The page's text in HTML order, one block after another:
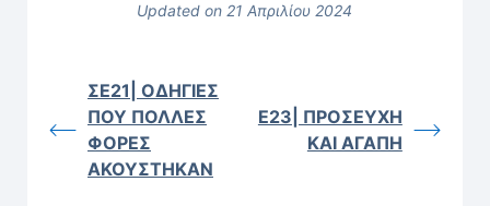
Updated on 21 Απριλίου 2024
ΣΕ21| ΟΔΗΓΙΕΣ
ΠΟΥ ΠΟΛΛΕΣ
ΦΟΡΕΣ
ΑΚΟΥΣΤΗΚΑΝ
Ε23| ΠΡΟΣΕΥΧΗ
ΚΑΙ ΑΓΑΠΗ